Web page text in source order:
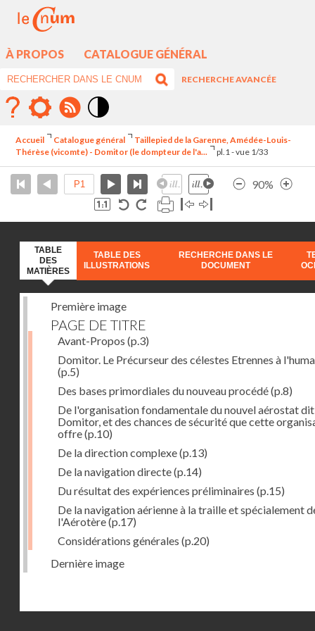
À PROPOS CATALOGUE GÉNÉRAL
RECHERCHE AVANCÉE
élévé
Accueil Catalogue général
Taillepied de la Garenne, Amédée-Louis-
Thérèse (vicomte) - Domitor (le dompteur de l'a...
pl.1 - vue 1/33
90%
TABLE
DES
MATIÈRES
TABLE DES
ILLUSTRATIONS
RECHERCHE DANS LE
DOCUMENT
Première image
PAGE DE TITRE
Avant-Propos (p.3)
Domitor. Le Précurseur des célestes Etrennes à
(p.5)
Des bases primordiales du nouveau procédé(p.8)
De l'organisation fondamentale du nouvel aérostat dit
Domitor, et des chances de sécurité que cette
offre(p.10)
De la direction complexe(p.13)
De la navigation directe(p.14)
Du résultat des expériences préliminaires (p.15)
De la navigation aérienne à la traille et spécialement
l'Aérotère(p.17)
Considérations générales (p.20)
Dernière image